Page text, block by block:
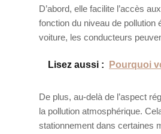
D’abord, elle facilite l’accès
fonction du niveau de
voiture, les conducteurs
Lisez aussi : Pourquoi
De plus, au-delà de l’aspect
la pollution atmosphérique.
stationnement dans certaines